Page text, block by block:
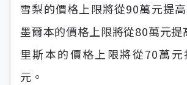
雪梨的價格上限將從90萬元提
墨爾本的價格上限將從80萬元提
里斯本的價格上限將從70萬
元。